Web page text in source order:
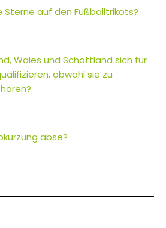
auf den Fußballtrikots?
Wales und Schottland sich für
obwohl sie zu
abse?